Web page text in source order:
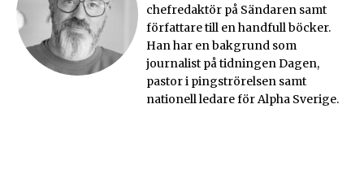
chefredaktör på Sändaren samt
författare till en handfull böcker.
Han har en bakgrund som
journalist på tidningen Dagen,
pastor i pingströrelsen samt
nationell ledare för Alpha Sverige.